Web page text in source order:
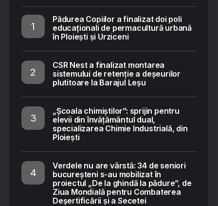
Pădurea Copiilor a finalizat doi poli
educaționali de permacultură urbană
în Ploiești și Urziceni
CSR Nest a finalizat montarea
sistemului de retenție a deșeurilor
plutitoare la Barajul Leșu
„Școala chimiștilor”: sprijin pentru
elevii din învățământul dual,
specializarea Chimie Industrială, din
Ploiești
Verdele nu are vârstă: 34 de seniori
bucureșteni s-au mobilizat în
proiectul „De la ghindă la pădure”, de
Ziua Mondială pentru Combaterea
Deșertificării și a Secetei